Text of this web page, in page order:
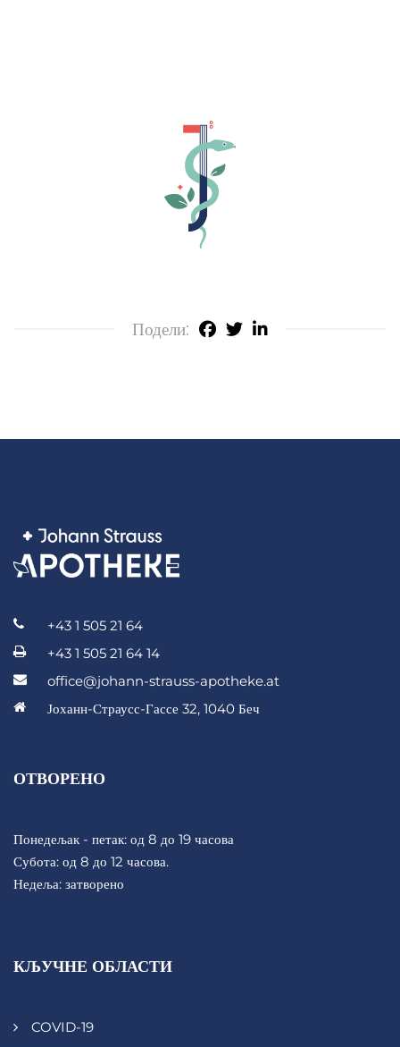
Подели:
+43 1 505 21 64
+43 1 505 21 64 14
office@johann-strauss-apotheke.at
Јоханн-Страусс-Гассе 32, 1040 Беч
ОТВОРЕНО
Понедељак - петак: од 8 до 19 часова
Субота: од 8 до 12 часова.
Недеља: затворено
КЉУЧНЕ ОБЛАСТИ
COVID-19